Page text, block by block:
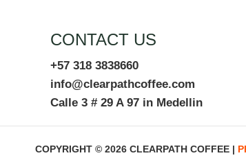
CONTACT US
+57 318 3838660
info@clearpathcoffee.com
Calle 3 # 29 A 97 in Medellin
COPYRIGHT © 2026 CLEARPATH COFFEE |